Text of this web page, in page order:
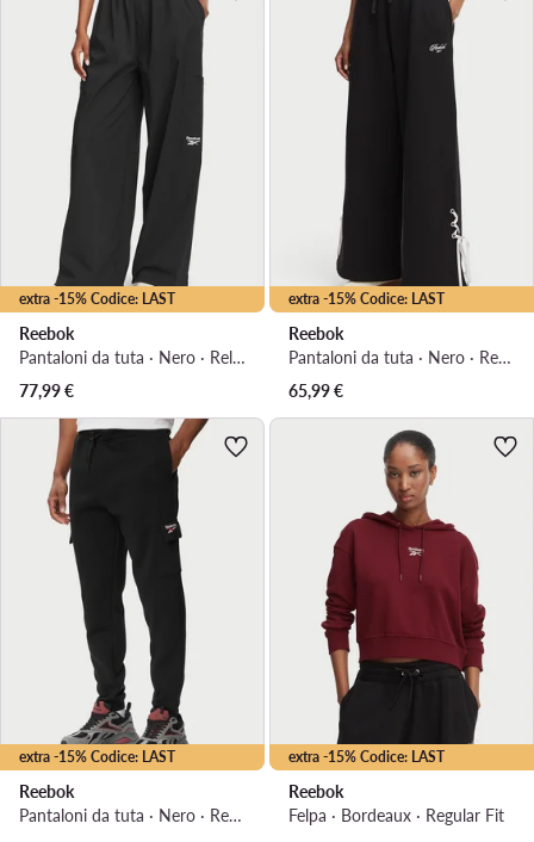
extra -15% Codice: LAST
Reebok
Pantaloni da tuta · Nero · Relaxed Fit
77,99€
extra -15% Codice: LAST
Reebok
Pantaloni da tuta · Nero · Regular Fit
65,99€
extra -15% Codice: LAST
Reebok
Pantaloni da tuta · Nero · Regular Fit
extra -15% Codice: LAST
Reebok
Felpa · Bordeaux · Regular Fit